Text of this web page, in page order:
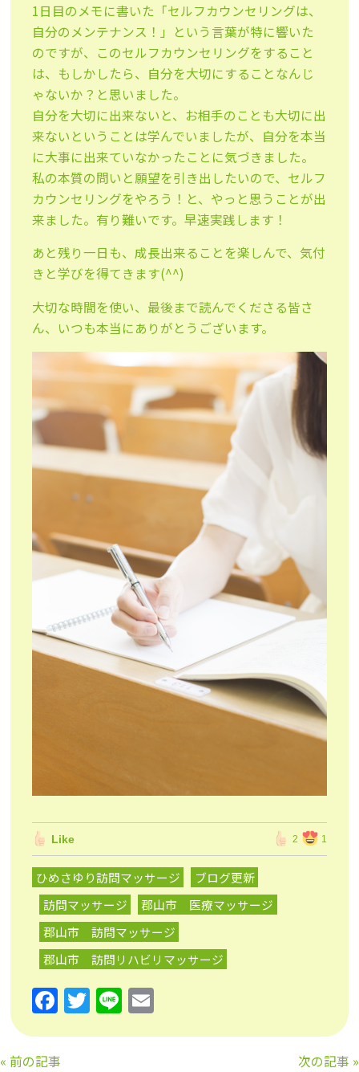
1日目のメモに書いた「セルフカウンセリングは、
自分のメンテナンス！」という言葉が特に響いた
のですが、このセルフカウンセリングをすること
は、もしかしたら、自分を大切にすることなんじ
ゃないか？と思いました。
自分を大切に出来ないと、お相手のことも大切に出
来ないということは学んでいましたが、自分を本当
に大事に出来ていなかったことに気づきました。
私の本質の問いと願望を引き出したいので、セルフ
カウンセリングをやろう！と、やっと思うことが出
来ました。有り難いです。早速実践します！
あと残り一日も、成長出来ることを楽しんで、気付
きと学びを得てきます(^^)
大切な時間を使い、最後まで読んでくださる皆さ
ん、いつも本当にありがとうございます。
Like 2 1
ひめさゆり訪問マッサージ
ブログ更新
訪問マッサージ
郡山市 医療マッサージ
郡山市 訪問マッサージ
郡山市 訪問リハビリマッサージ
F
a
c
T
w
Li
n
« 前の記事 次の記事 »